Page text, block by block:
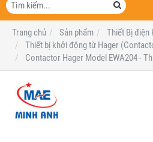
Trang chủ
Sản phẩm
Thiết Bị điện
Thiết bị khởi động từ Hager
Contactor Hager Model EWA204 -